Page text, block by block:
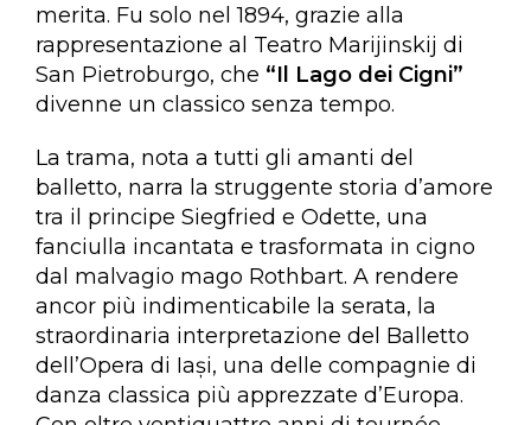
merita. Fu solo nel 1894, grazie alla
rappresentazione al Teatro Marijinskij di
San Pietroburgo, che “Il Lago dei Cigni”
divenne un classico senza tempo.
La trama, nota a tutti gli amanti del
balletto, narra la struggente storia d’amore
tra il principe Siegfried e Odette, una
fanciulla incantata e trasformata in cigno
dal malvagio mago Rothbart. A rendere
ancor più indimenticabile la serata, la
straordinaria interpretazione del Balletto
dell’Opera di Iași, una delle compagnie di
danza classica più apprezzate d’Europa.